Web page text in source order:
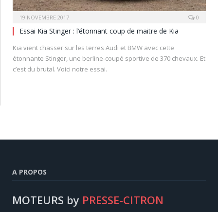
19 NOVEMBRE 2017 0
Essai Kia Stinger : l’étonnant coup de maitre de Kia
Kia vient chasser sur les terres Audi et BMW avec cette
étonnante Stinger, une berline-coupé sportive de 370 chevaux. Et
c’est du brutal. Voici notre essai.
A PROPOS
MOTEURS by PRESSE-CITRON